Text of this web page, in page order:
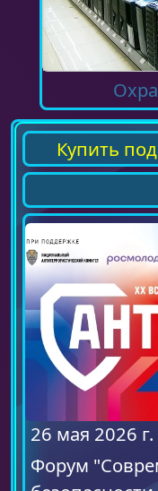
Купить
26 мая 2026 г.
Форум